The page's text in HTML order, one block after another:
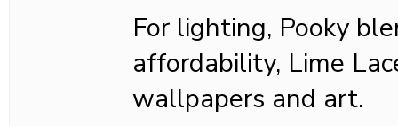
For lighting, Pooky
affordability, Lime
wallpapers and art.